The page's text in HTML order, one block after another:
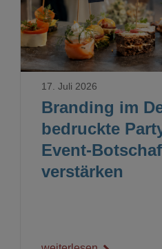
Branding im
bedruckte
Event-
verstärken
17. Juli 2026